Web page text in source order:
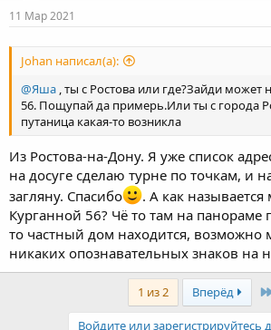
мешках
11 Мар 2021
Johan написал(а):
@Яша , ты с Ростова или где?Зайди может
56. Пощупай да примерь.Или ты с города
путаница какая-то возникла
Из Ростова-на-Дону. Я уже список
на досуге сделаю турне по точкам, и
загляну. Спасибо
. А как называется
Курганной 56? Чё то там на панораме
то частный дом находится, возможно
никаких опознавательных знаков на
1 из 2 Вперёд
Войдите или зарегистрируйтесь